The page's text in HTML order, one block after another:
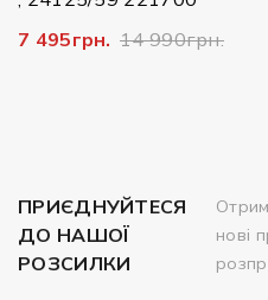
7 495грн. 14 990грн.
ПРИЄДНУЙТЕСЯ
ДО НАШОЇ
РОЗСИЛКИ
нові